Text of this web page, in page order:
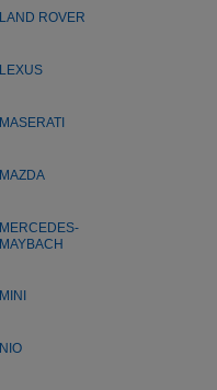
LAND ROVER
LEXUS
MASERATI
MAZDA
MERCEDES-
MAYBACH
MINI
NIO